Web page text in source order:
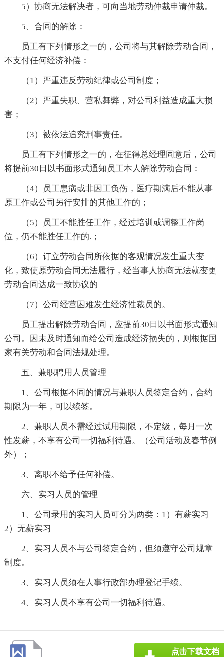
5）协商无法解决者，可向当地劳动仲裁申请仲裁。
5、合同的解除：
员工有下列情形之一的，公司将与其解除劳动合同，
不支付任何经济补偿：
（1）严重违反劳动纪律或公司制度；
（2）严重失职、营私舞弊，对公司利益造成重大损
害；
（3）被依法追究刑事责任。
员工有下列情形之一的，在征得总经理同意后，公司
将提前30日以书面形式通知员工本人解除劳动合同：
（4）员工患病或非因工负伤，医疗期满后不能从事
原工作或公司另行安排的其他工作的；
（5）员工不能胜任工作，经过培训或调整工作岗
位，仍不能胜任工作的.；
（6）订立劳动合同所依据的客观情况发生重大变
化，致使原劳动合同无法履行，经当事人协商无法就变更
劳动合同达成一致协议的
（7）公司经营困难发生经济性裁员的。
员工提出解除劳动合同，应提前30日以书面形式通知
公司。因未及时通知而给公司造成经济损失的，则根据国
家有关劳动和合同法规处理。
五、兼职聘用人员管理
1、公司根据不同的情况与兼职人员签定合约，合约
期限为一年，可以续签。
2、兼职人员不需经过试用期限，不定级，每月一次
性发薪，不享有公司一切福利待遇。（公司活动及春节例
外）；
3、离职不给予任何补偿。
六、实习人员的管理
1、公司录用的实习人员可分为两类：1）有薪实习
2）无薪实习
2、实习人员不与公司签定合约，但须遵守公司规章
制度。
3、实习人员须在人事行政部办理登记手续。
4、实习人员不享有公司一切福利待遇。
点击下载文档